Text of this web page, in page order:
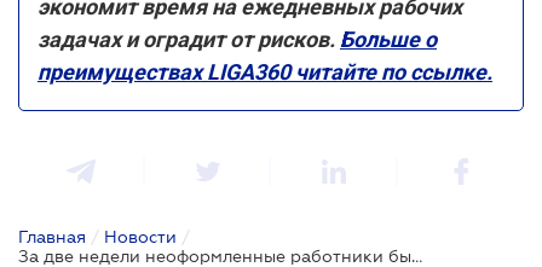
экономит время на ежедневных рабочих
задачах и оградит от рисков. Больше о
преимуществах LIGA360 читайте по ссылке.
Главная / Новости /
За две недели неоформленные работники были выявлены у 92% работодателей